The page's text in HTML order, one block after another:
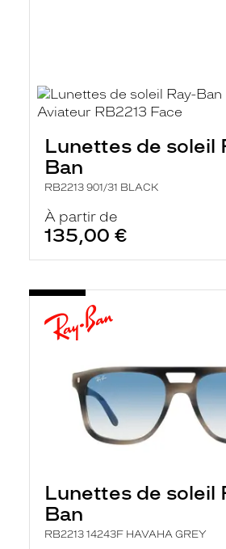
Lunettes de soleil
Ban
RB2213 901/31 BLACK
À partir de
135,00 €
Lunettes de soleil
Ban
RB2213 14243F HAVAHA GREY